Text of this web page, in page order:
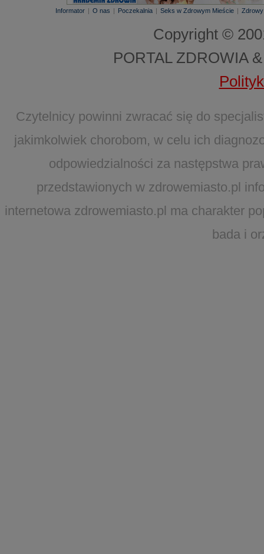
Informator | O nas | Poczekalnia | Seks w Zdrowym Mieście |
Copyright ©
PORTAL ZDROWIA
Czytelnicy powinni zwracać się do
jakimkolwiek chorobom, w celu ich
odpowiedzialności za następstwa
przedstawionych w zdrowemiasto.pl
internetowa zdrowemiasto.pl ma charakter
bada i